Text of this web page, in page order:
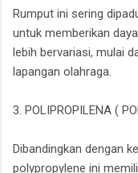
Rumput ini sering
untuk memberikan
lebih bervariasi, mulai
lapangan olahraga.
3. POLIPROPILENA (
Dibandingkan dengan
polypropylene ini